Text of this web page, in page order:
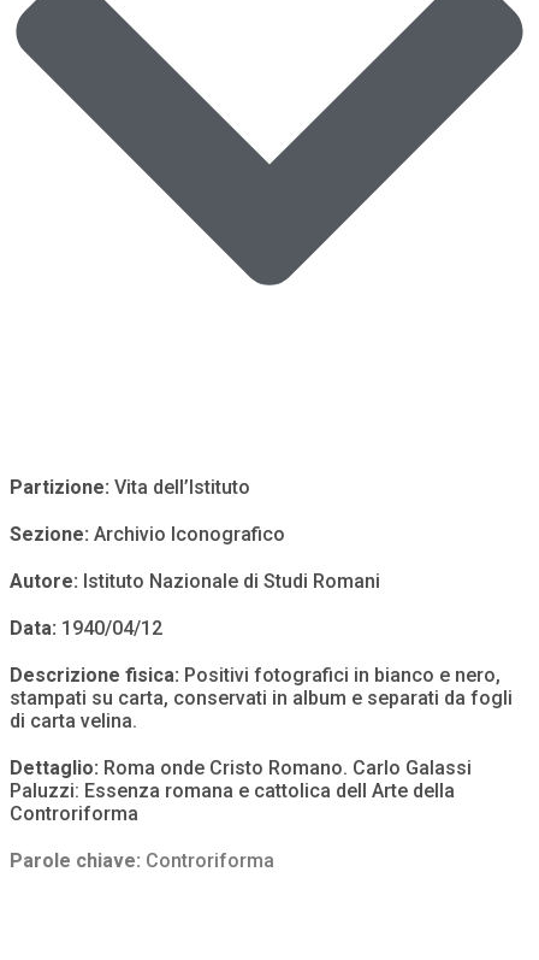
Partizione: Vita dell’Istituto
Sezione: Archivio Iconografico
Autore: Istituto Nazionale di Studi Romani
Data: 1940/04/12
Descrizione fisica: Positivi fotografici in bianco e nero,
stampati su carta, conservati in album e separati da fogli
di carta velina.
Dettaglio: Roma onde Cristo Romano. Carlo Galassi
Paluzzi: Essenza romana e cattolica dell Arte della
Controriforma
Parole chiave: Controriforma